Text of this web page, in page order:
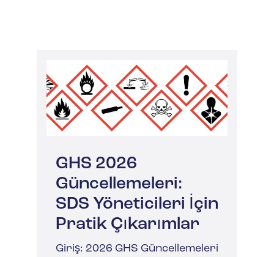
GHS 2026
Güncellemeleri:
SDS Yöneticileri İçin
Pratik Çıkarımlar
Giriş: 2026 GHS Güncellemeleri